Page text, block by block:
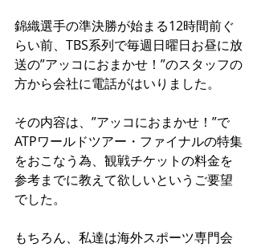
錦織選手の準決勝が始まる12時間前ぐ
らい前、TBS系列で毎週日曜日お昼に放
送の”アッコにおまかせ！”のスタッフの
方から会社に電話がはいりました。
その内容は、”アッコにおまかせ！”で
ATPワールドツアー・ファイナルの特集
をおこなう為、観戦チケットの料金を
参考までに教えて欲しいというご要望
でした。
もちろん、私達は海外スポーツ専門会